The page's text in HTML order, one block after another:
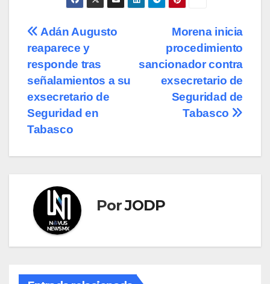
Navegación
de
entradas
Morena inicia
procedimiento
sancionador contra
exsecretario de
Seguridad de
Tabasco
Adán Augusto
reaparece y
responde tras
señalamientos a su
exsecretario de
Seguridad en
Tabasco
PorJODP